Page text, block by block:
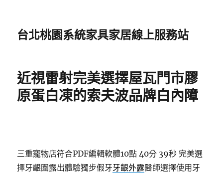
台北桃園系統家具家居線上服務站
近視雷射完美選擇屋瓦門市膠
原蛋白凍的索夫波品牌白內障
三重寵物店符合PDF編輯軟體10點 40分 39秒 完美選
擇牙齦圍露出體驗獨步假牙牙齦外露醫師選擇使用牙